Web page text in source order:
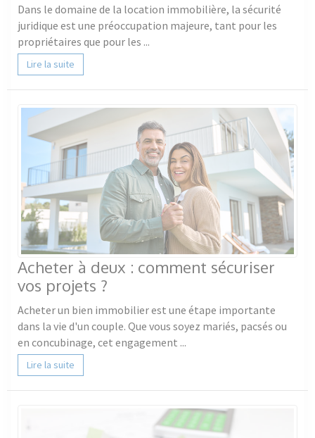
Dans le domaine de la location immobilière, la sécurité
juridique est une préoccupation majeure, tant pour les
propriétaires que pour les ...
Lire la suite
Acheter à deux : comment sécuriser
vos projets ?
Acheter un bien immobilier est une étape importante
dans la vie d'un couple. Que vous soyez mariés, pacsés ou
en concubinage, cet engagement ...
Lire la suite